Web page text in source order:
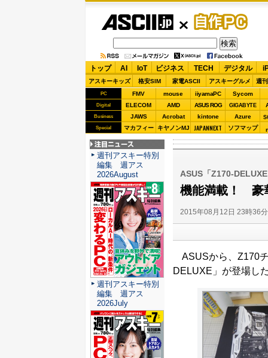
自作PC
トップ AI IoT ビジネス TECH デジタル
アスキーキッズ 格安SIM 家電ASCII アスキーグルメ 週
PC FMV mouse iiyamaPC Sycom
Digital ELECOM AMD ASUS ROG GIGABYTE
Business JAWS Acrobat kintone Azure
Special マカフィー キヤノンMJ JAPANNEXT ソフマップ
ASUS「Z170-DELUXE
機能満載！ 豪
2015年08月12日 23時36
ASUSから、Z170
DELUXE」が登場し
注目ニュース
週刊アスキー特別
編集 週アス
2026August
週刊アスキー特別
編集 週アス
2026July